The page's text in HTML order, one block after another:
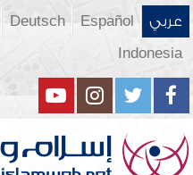
عربي Español
Deutsch
Indonesia